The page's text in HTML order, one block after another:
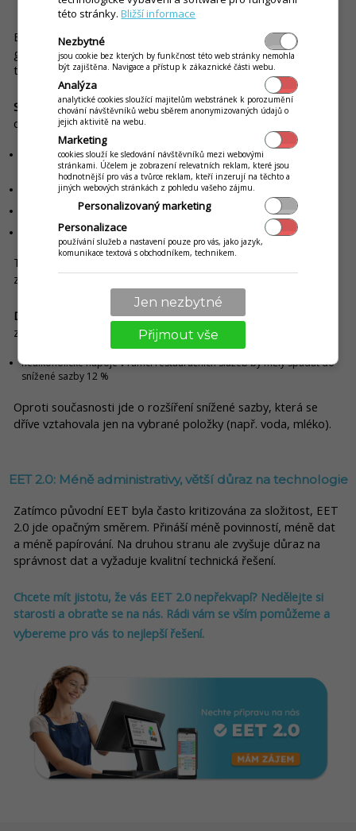
Specifika pro gastro podniky
EET 2.0 přináší i některé změny, které se přímo dotknou
gastro provozů. Nejde sice o technické nastavení evidence
tržeb, ale osouvisející daňové úpravy.
Spropitné (tipy):Nově se zavádí daňové zvýhodnění
dobrovolného spropitného:
může být osvobozeno až do výše 7 % měsíčních příjmů ze
stravovacích služeb
výši lze rozdělit podle počtu zaměstnanců nebo stanovit interně
musí jít o dobrovolné spropitné poskytnuté zákazníkem
musí souviset se stravovací službou a být obvyklé
Tato úprava řeší daňový režim spropitného, nikoli samotný
způsob evidence v EET.
DPH na nealkoholické nápoje:Návrh zákona počítá také se
změnou DPH:
nealkoholické nápoje v rámci restauračních služeb by měly spadat do
snížené sazby 12 %
Oproti současnosti jde o rozšíření snížené sazby, která se
dříve vztahovala jen na vybrané položky (např. voda, mléko).
EET 2.0: Méně administrativy, větší důraz na technologie
Zatímco původní EET byla často kritizována za složitost, EET
2.0 jde opačným směrem. Přináší méně povinností, méně dat
a méně papírování. Na druhou stranu ale zvyšuje důraz na
správnost dat a vyžaduje kvalitní technická řešení.
Chcete mít jistotu, že vás EET 2.0 nepřekvapí? Nedělejte si
starosti a obraťte se na nás. Rádi vám se vším pomůžeme a
vybereme pro vás to nejlepší řešení.
této stránky.Bližší informace
Nezbytné
jsou cookie bez kterých by funkčnost této web stránky nemohla
být zajištěna. Navigace a přístup k zákaznické části webu.
Analýza
analytické cookies sloužící majitelům webstránek k porozumění
chování návštěvníků webu sběrem anonymizovaných údajů o
jejich aktivitě na webu.
Marketing
cookies slouží ke sledování návštěvníků mezi webovými
stránkami. Účelem je zobrazení relevatních reklam, které jsou
hodnotnější pro vás a tvůrce reklam, kteří inzerují na těchto a
jiných webových stránkách z pohledu vašeho zájmu.
Personalizovaný marketing
Personalizace
používání služeb a nastavení pouze pro vás, jako jazyk,
komunikace textová s obchodníkem, technikem.
Jen nezbytné
Přijmout vše